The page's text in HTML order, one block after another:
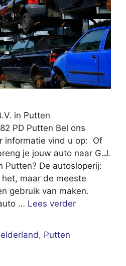
in Putten
PD Putten Bel ons
informatie vind u op: Of
je jouw auto naar G.J.
Putten? De autosloperij:
maar de meeste
gebruik van maken.
… Lees verder
, Putten